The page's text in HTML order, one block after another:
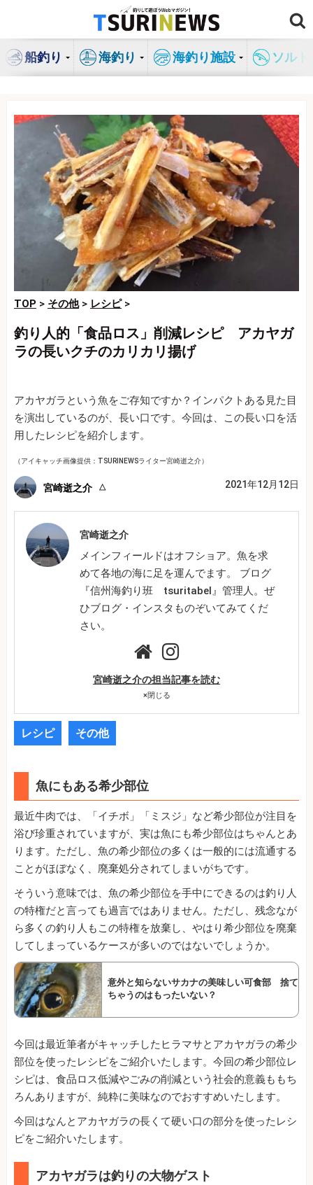
ン
船釣り 海釣り 海釣り施設 ソル
TOP > その他> レシピ>
釣り人的「食品ロス」削減レシピ アカヤガ
ラの長いクチのカリカリ揚げ
アカヤガラという魚をご存知ですか？インパクトある見た目
を演出しているのが、長い口です。今回は、この長い口を活
用したレシピを紹介します。
（アイキャッチ画像提供：TSURINEWSライター宮崎逝之介）
宮崎逝之介 2021年12月12日
宮崎逝之介
メインフィールドはオフショア。魚を求
めて各地の海に足を運んでます。 ブログ
『信州海釣り班 tsuritabel』管理人。ぜ
ひブログ・インスタものぞいてみてくだ
さい。
宮崎逝之介の担当記事を読む
×閉じる
レシピ その他
魚にもある希少部位
最近牛肉では、「イチボ」「ミスジ」など希少部位が注目を
浴び珍重されていますが、実は魚にも希少部位はちゃんとあ
ります。ただし、魚の希少部位の多くは一般的には流通する
ことがほぼなく、廃棄処分されてしまいがちです。
そういう意味では、魚の希少部位を手中にできるのは釣り人
の特権だと言っても過言ではありません。ただし、残念なが
ら多くの釣り人もこの特権を放棄し、やはり希少部位を廃棄
してしまっているケースが多いのではないでしょうか。
意外と知らないサカナの美味しい可食部 捨て
ちゃうのはもったいない？
今回は最近筆者がキャッチしたヒラマサとアカヤガラの希少
部位を使ったレシピをご紹介いたします。今回の希少部位レ
シピは、食品ロス低減やごみの削減という社会的意義ももち
ろんありますが、純粋に美味なのでおすすめいたします。
今回はなんとアカヤガラの長くて硬い口の部分を使ったレシ
ピをご紹介いたします。
アカヤガラは釣りの大物ゲスト